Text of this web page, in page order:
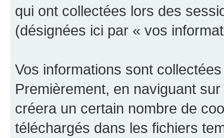
qui ont collectées lors des
(désignées ici par « vos
Vos informations sont
Premièrement, en naviguant
créera un certain nombre de
téléchargés dans les fichiers